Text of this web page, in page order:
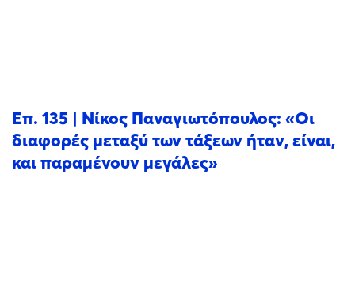
Επ. 135 | Νίκος Παναγιωτόπουλος: «Οι
διαφορές μεταξύ των τάξεων ήταν, είναι,
και παραμένουν μεγάλες»